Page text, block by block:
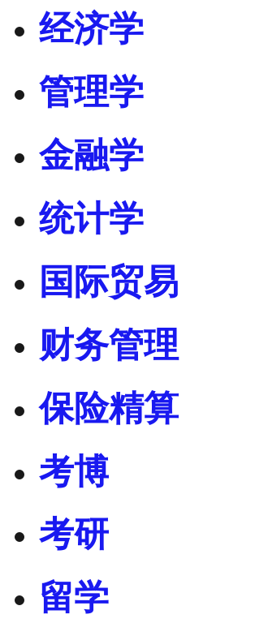
经济学
管理学
金融学
统计学
国际贸易
财务管理
保险精算
考博
考研
留学